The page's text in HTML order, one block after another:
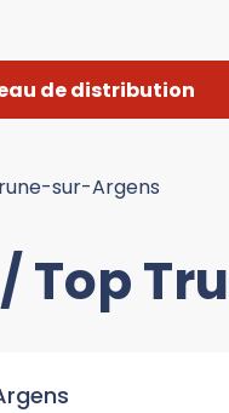
de distribution
sur-Argens
Top